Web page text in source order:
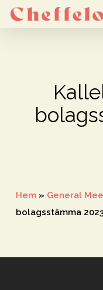
Skip
Hem» General
bolagsstämma